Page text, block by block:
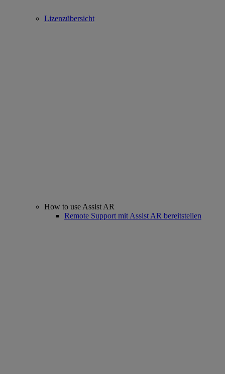
Lizenzübersicht
How to use Assist AR
Remote Support mit Assist AR bereitstellen